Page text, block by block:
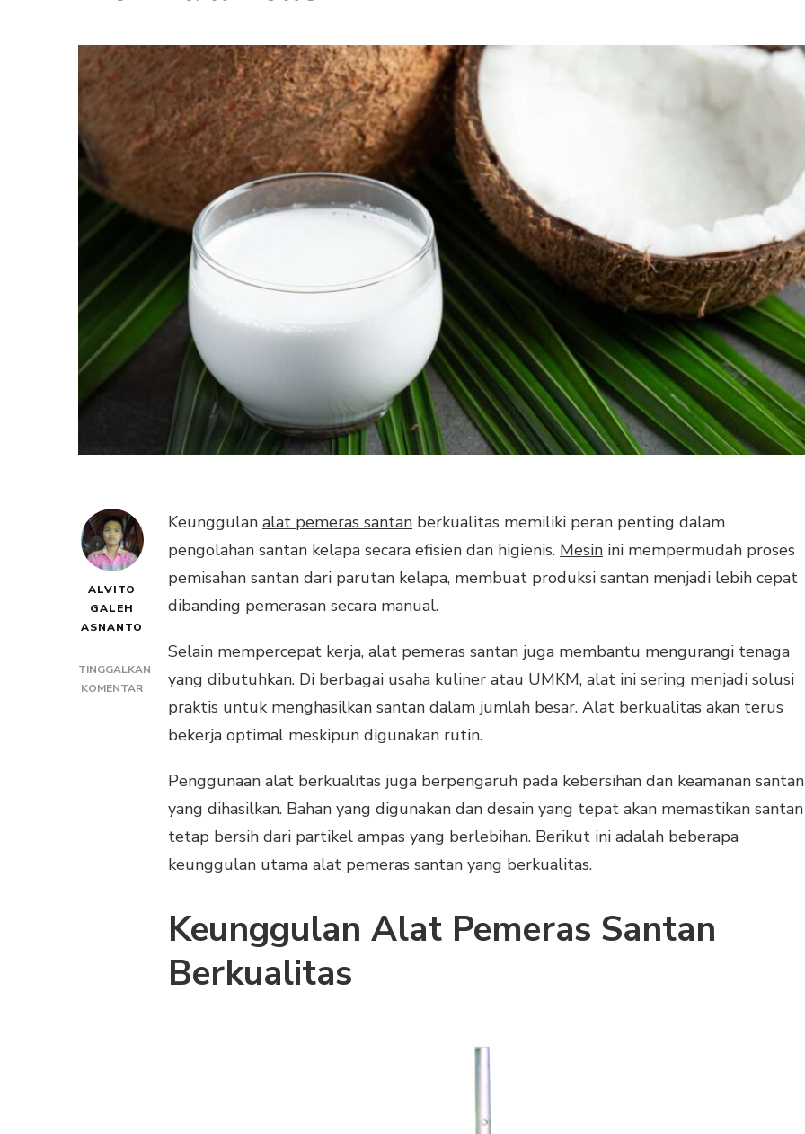
ALVITO
GALEH
ASNANTO
TINGGALKAN
KOMENTARPADA
KEUNGGULAN
PEMERAS
BERKUALITAS
Keunggulan alat pemeras santan berkualitas memiliki peran penting dalam
pengolahan santan kelapa secara efisien dan higienis. Mesin ini mempermudah proses
pemisahan santan dari parutan kelapa, membuat produksi santan menjadi lebih cepat
dibanding pemerasan secara manual.
Selain mempercepat kerja, alat pemeras santan juga membantu mengurangi tenaga
yang dibutuhkan. Di berbagai usaha kuliner atau UMKM, alat ini sering menjadi solusi
praktis untuk menghasilkan santan dalam jumlah besar. Alat berkualitas akan terus
bekerja optimal meskipun digunakan rutin.
Penggunaan alat berkualitas juga berpengaruh pada kebersihan dan keamanan santan
yang dihasilkan. Bahan yang digunakan dan desain yang tepat akan memastikan santan
tetap bersih dari partikel ampas yang berlebihan. Berikut ini adalah beberapa
keunggulan utama alat pemeras santan yang berkualitas.
Keunggulan Alat Pemeras Santan
Berkualitas